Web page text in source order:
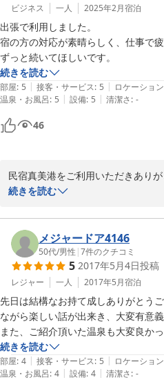
ビジネス 一人 2025年2月宿泊
出張で利用しました。
宿の方の対応が素晴らしく、仕事で
ずっと続いてほしいです。
続きを読む
部屋: 5 | 接客・サービス: 5 | ロケーション
温泉・お風呂: 5 | 設備: 5 | 清潔さ: -
46
民宿真美港をご利用いただきありが
私たち家族もとても楽しかったです
お待ちしております。
民宿のおばちゃん☆
2025-02-18
続きを読む
メジャードア4146
50代/男性 |7件のクチコミ
5 2017年5月4日投稿
レジャー 一人 2017年5月宿泊
先日は結構なお持て成しありがとう
ながら楽しい話が出来き、大変有意
また、ご紹介頂いた温泉も大変良かっ
次回もまた、楽しい話を出来る事を楽
続きを読む
部屋: 4 | 接客・サービス: 5 | ロケーション
温泉・お風呂: 4 | 設備: 4 | 清潔さ: -